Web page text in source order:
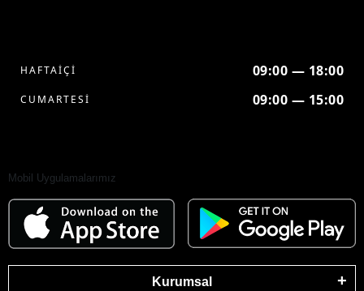
HAFTAİÇİ 09:00 — 18:00
CUMARTESİ 09:00 — 15:00
Mobil Uygulamalarımız
Kurumsal